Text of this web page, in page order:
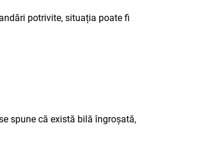
potrivite, situația poate fi
spune că există bilă îngroșată,